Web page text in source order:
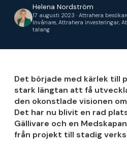
Helena Nordström
17 augusti 2023 · Attrahera
Invånare, Attrahera investeringar,
talang
Det började med kärlek till
stark längtan att få
den okonstlade visionen
Det har nu blivit en rad
Gällivare och en
från projekt till stadig